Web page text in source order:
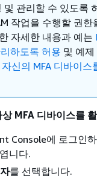
및 관리할 수 있도록
작업을 수행할 권
자세한 내용과 예는
하도록 허용 및 예제
신의 MFA 디바이
MFA 디바이스를
Console에 로그인
니다.
를 선택합니다.